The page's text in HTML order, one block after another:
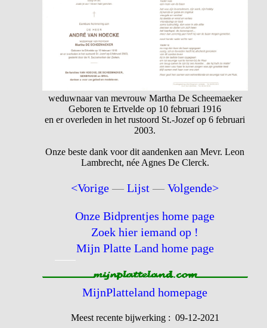
weduwnaar van mevrouw Martha De Scheemaeker
Geboren te Ertvelde op 10 februari 1916
en er overleden in het rustoord St.-Jozef op 6 februari
2003.
Onze beste dank voor dit aandenken aan Mevr. Leon
Lambrecht, née Agnes De Clerck.
<Vorige —Lijst —Volgende>
Onze Bidprentjes home page
Zoek hier iemand op !
Mijn Platte Land home page
MijnPlatteland homepage
Meest recente bijwerking : 09-12-2021